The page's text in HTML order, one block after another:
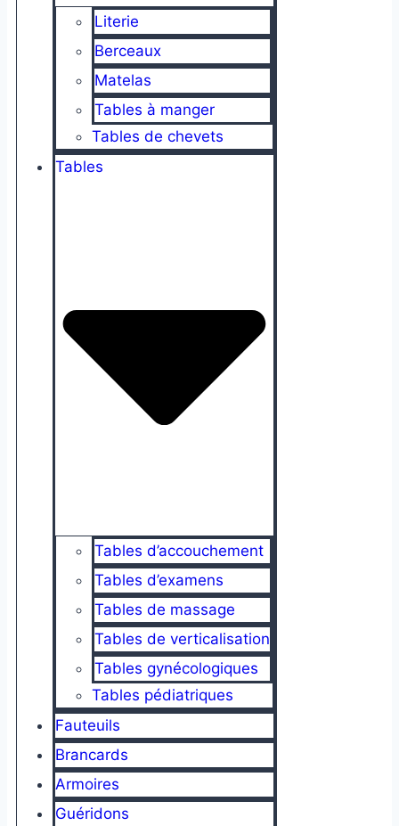
Literie
Berceaux
Matelas
Tables à manger
Tables de chevets
Tables
Tables d’accouchement
Tables d’examens
Tables de massage
Tables de verticalisation
Tables gynécologiques
Tables pédiatriques
Fauteuils
Brancards
Armoires
Guéridons